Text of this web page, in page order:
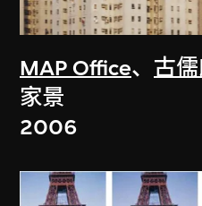
MAP Office、 古
家景
2006